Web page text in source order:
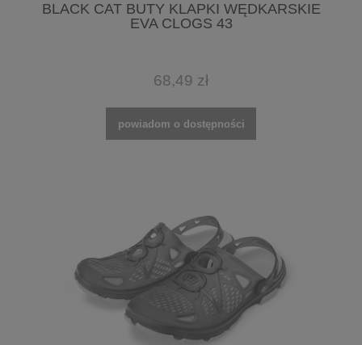
BLACK CAT BUTY KLAPKI WĘDKARSKIE
EVA CLOGS 43
68,49 zł
powiadom o dostępności